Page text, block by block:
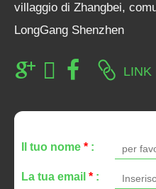
villaggio di Zhangbei,
LongGang Shenzhen
LINK
Il tuo nome * :
La tua email * :